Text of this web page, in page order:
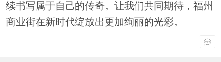
续书写属于自己的传奇。让我们共同期待，福州
商业街在新时代绽放出更加绚丽的光彩。